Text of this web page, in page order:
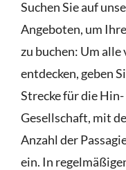
Suchen Sie auf
Angeboten, um
zu buchen: Um
entdecken, geben
Strecke für die
Gesellschaft, mit
Anzahl der
ein. In